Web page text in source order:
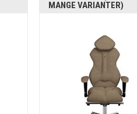
MANGE VARIANTER)